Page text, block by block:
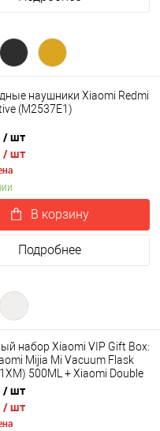
наушники Xiaomi Redmi
(M2537E1)
/ шт
/ шт
В корзину
Подробнее
набор Xiaomi VIP Gift Box:
Mijia Mi Vacuum Flask
500ML + Xiaomi Double
SDQEJ06WM
/ шт
/ шт